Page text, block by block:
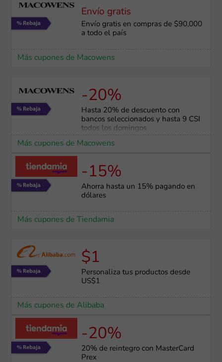
Envío gratis
Envío gratis en compras de $90,000
a todo el país
Más cupones de Macowens
-20%
Hasta 20% de descuento con
bancos seleccionados y hasta 9 CSI
todos los domingos
Más cupones de Macowens
-15%
Ahorra hasta un 15% pagando en
dólares
Más cupones de Tiendamia
$1
Personaliza tus productos desde
US$1
Más cupones de Alibaba
-20%
20% de reintegro con MasterCard
Prex